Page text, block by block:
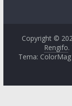
Copyright ©
Rengifo.
Tema: